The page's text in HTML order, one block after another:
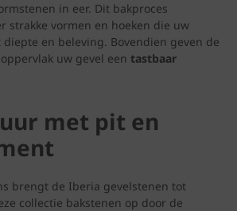
in eer. Dit bakproces
strakke vormen en hoeken die uw
en beleving. Bovendien geven de
uw gevel een tastbaar
met pit en
brengt de Iberia gevelstenen tot
collectie bakstenen op door de